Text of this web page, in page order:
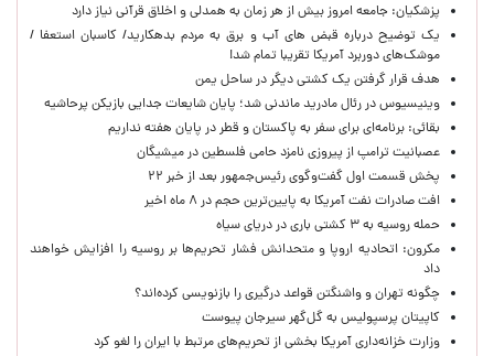
پزشکیان: جامعه امروز بیش از هر زمان به همدلی و اخلاق قرآنی نیاز دارد
یک توضیح درباره قبض های آب و برق به مردم بدهکارید/ کاسبان استعفا /
موشک‌های دوربرد آمریکا تقریبا تمام شد!
هدف قرار گرفتن یک کشتی دیگر در ساحل یمن
وینیسیوس در رئال مادرید ماندنی شد؛ پایان شایعات جدایی بازیکن پرحاشیه
بقائی: برنامه‌ای برای سفر به پاکستان و قطر در پایان هفته نداریم
عصبانیت ترامپ از پیروزی نامزد حامی فلسطین در میشیگان
پخش قسمت اول گفت‌وگوی رئیس‌جمهور بعد از خبر ۲۲
افت صادرات نفت آمریکا به پایین‌ترین حجم در ۸ ماه اخیر
حمله روسیه به ۳ کشتی باری در دریای سیاه
مکرون: اتحادیه اروپا و متحدانش فشار تحریم‌ها بر روسیه را افزایش خواهند
داد
چگونه تهران و واشنگتن قواعد درگیری را بازنویسی کرده‌اند؟
کاپیتان پرسپولیس به گل‌گهر سیرجان پیوست
وزارت خزانه‌داری آمریکا بخشی از تحریم‌های مرتبط با ایران را لغو کرد